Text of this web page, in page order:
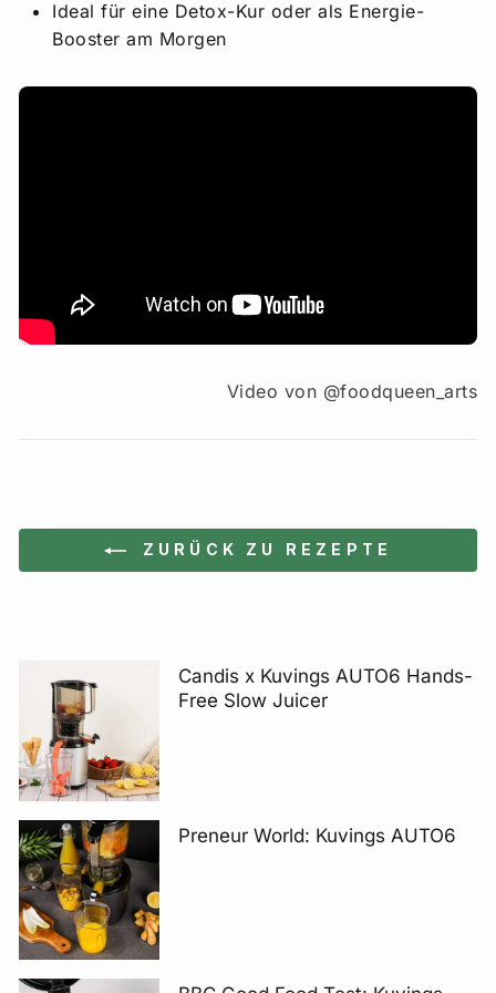
Ideal für eine Detox-Kur oder als Energie-
Booster am Morgen
Video von @foodqueen_arts
ZURÜCK ZU REZEPTE
Candis x Kuvings AUTO6 Hands-
Free Slow Juicer
Preneur World: Kuvings AUTO6